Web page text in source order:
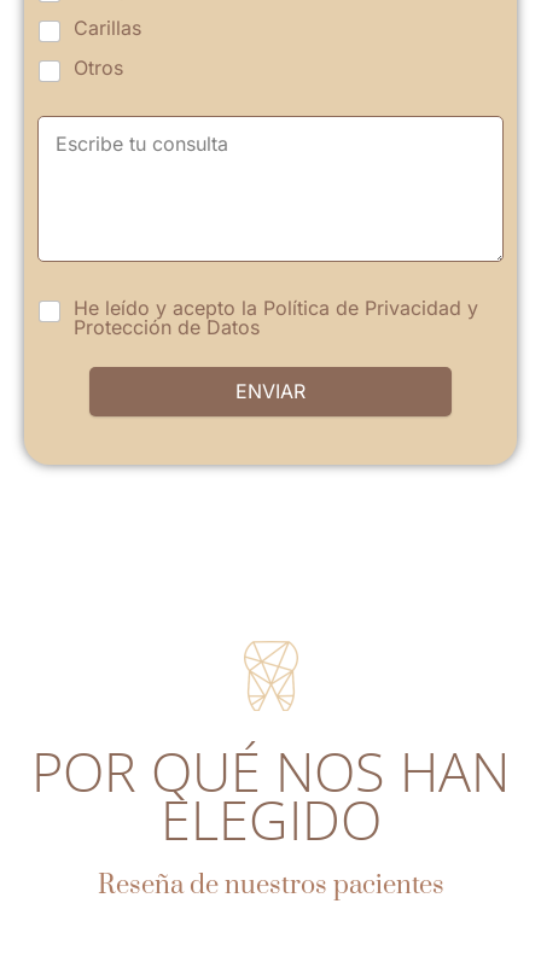
Carillas
Otros
He leído y acepto la Política de Privacidad y
Protección de Datos
ENVIAR
POR QUÉ NOS HAN
ELEGIDO
Reseña de nuestros pacientes